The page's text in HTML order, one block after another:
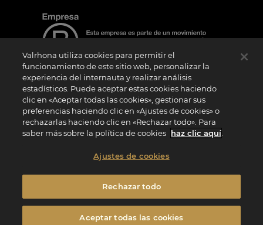
Aviso de certificación
El logotipo “Certified B Corporation” lo concede B Lab, una organización privada sin
ánimo de lucro, a empresas como la nuestra que han superado con éxito la
Evaluación de Impacto B (“BIA”) y cumplen los requisitos de B Lab en cuanto a
rendimiento social y medioambiental, responsabilidad y transparencia. B Lab no es
un organismo de evaluación de la conformidad en el sentido del Reglamento (UE) nº
sentido del Reglamento (UE) nº 1025/2012. Los criterios BIA son distintos e
independientes de las normas armonizadas emitidas por las normas ISO u otros
nacionales o europeas.
Configuración de cookies
Condiciones generales
Valrhona utiliza cookies para permitir el
funcionamiento de este sitio web, personalizar la
experiencia del internauta y realizar análisis
estadísticos. Puede aceptar estas cookies haciendo
clic en «Aceptar todas las cookies», gestionar sus
preferencias haciendo clic en «Ajustes de cookies» o
rechazarlas haciendo clic en «Rechazar todo». Para
saber más sobre la política de cookies haz clic aquí
Ajustes de cookies
Rechazar todo
Aceptar todas las cookies